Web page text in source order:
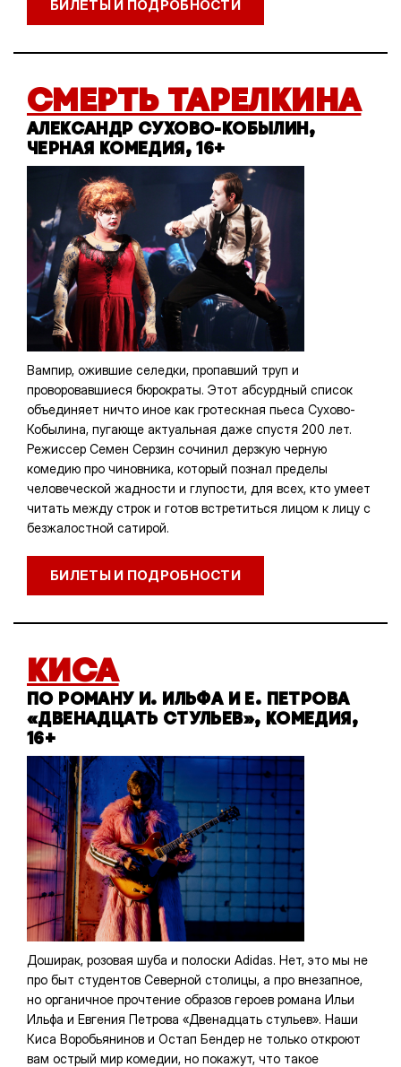
БИЛЕТЫ И ПОДРОБНОСТИ
СМЕРТЬ ТАРЕЛКИНА
АЛЕКСАНДР СУХОВО-КОБЫЛИН,
ЧЕРНАЯ КОМЕДИЯ, 16+
Вампир, ожившие селедки, пропавший труп и
проворовавшиеся бюрократы. Этот абсурдный список
объединяет ничто иное как гротескная пьеса Сухово-
Кобылина, пугающе актуальная даже спустя 200 лет.
Режиссер Семен Серзин сочинил дерзкую черную
комедию про чиновника, который познал пределы
человеческой жадности и глупости, для всех, кто умеет
читать между строк и готов встретиться лицом к лицу с
безжалостной сатирой.
БИЛЕТЫ И ПОДРОБНОСТИ
КИСА
ПО РОМАНУ И. ИЛЬФА И Е. ПЕТРОВА
«ДВЕНАДЦАТЬ СТУЛЬЕВ», КОМЕДИЯ,
16+
Доширак, розовая шуба и полоски Adidas. Нет, это мы не
про быт студентов Северной столицы, а про внезапное,
но органичное прочтение образов героев романа Ильи
Ильфа и Евгения Петрова «Двенадцать стульев». Наши
Киса Воробьянинов и Остап Бендер не только откроют
вам острый мир комедии, но покажут, что такое